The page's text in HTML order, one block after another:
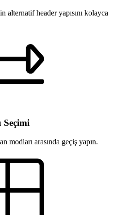
alternatif header yapısını kolayca
modları arasında geçiş yapın.